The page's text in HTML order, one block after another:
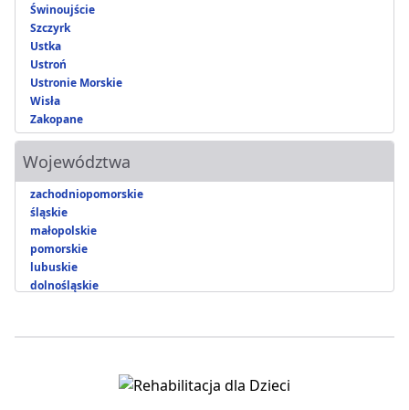
Świnoujście
Szczyrk
Ustka
Ustroń
Ustronie Morskie
Wisła
Zakopane
Województwa
zachodniopomorskie
śląskie
małopolskie
pomorskie
lubuskie
dolnośląskie